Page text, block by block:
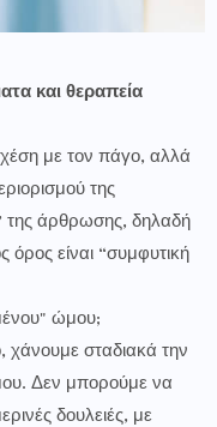
και θεραπεία
με τον πάγο, αλλά
της
της άρθρωσης, δηλαδή
είναι “συμφυτική
ώμου;
σταδιακά την
Δεν μπορούμε να
δουλειές, με